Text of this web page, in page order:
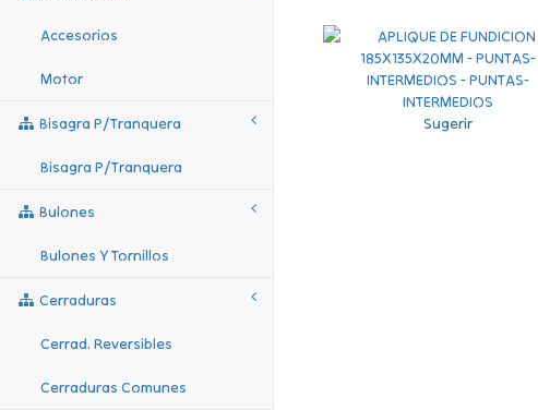
Accesorios
Motor
Bisagra P/tranquera
Bisagra P/tranquera
Bulones
Bulones Y Tornillos
Cerraduras
Cerrad. Reversibles
Cerraduras Comunes
Sugerir